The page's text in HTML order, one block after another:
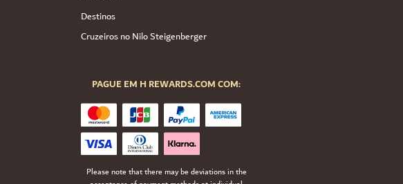
Destinos
Cruzeiros no Nilo Steigenberger
PAGUE EM H REWARDS.COM COM:
Please note that there may be deviations in the